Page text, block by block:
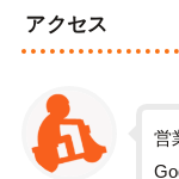
アクセス
営